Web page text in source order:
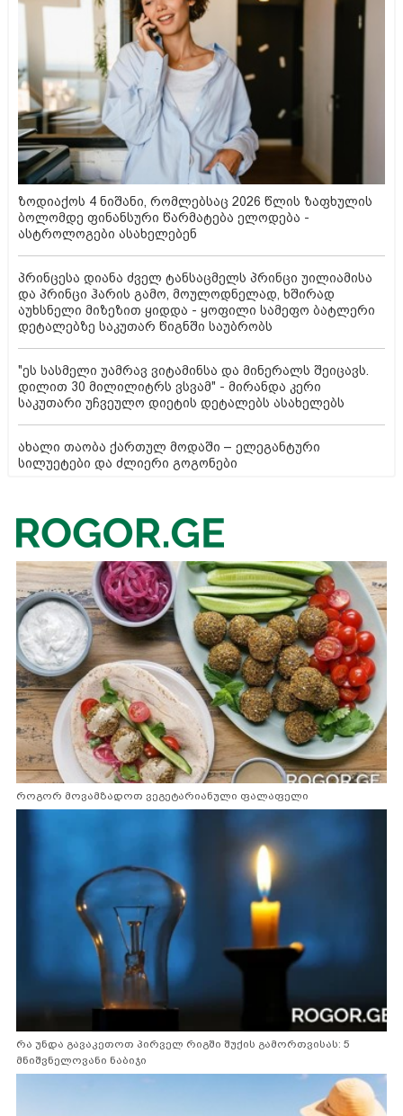
ზოდიაქოს 4 ნიშანი, რომლებსაც 2026 წლის ზაფხულის
ბოლომდე ფინანსური წარმატება ელოდება -
ასტროლოგები ასახელებენ
პრინცესა დიანა ძველ ტანსაცმელს პრინცი უილიამისა
და პრინცი ჰარის გამო, მოულოდნელად, ხშირად
აუხსნელი მიზეზით ყიდდა - ყოფილი სამეფო ბატლერი
დეტალებზე საკუთარ წიგნში საუბრობს
"ეს სასმელი უამრავ ვიტამინსა და მინერალს შეიცავს.
დილით 30 მილილიტრს ვსვამ" - მირანდა კერი
საკუთარი უჩვეულო დიეტის დეტალებს ასახელებს
ახალი თაობა ქართულ მოდაში – ელეგანტური
სილუეტები და ძლიერი გოგონები
როგორ მოვამზადოთ ვეგეტარიანული ფალაფელი
რა უნდა გავაკეთოთ პირველ რიგში შუქის გამორთვისას: 5
მნიშვნელოვანი ნაბიჯი